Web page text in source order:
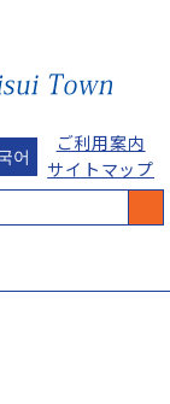
어
ご利用案内
サイトマップ
魅力